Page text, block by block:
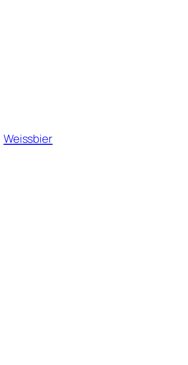
Weissbier